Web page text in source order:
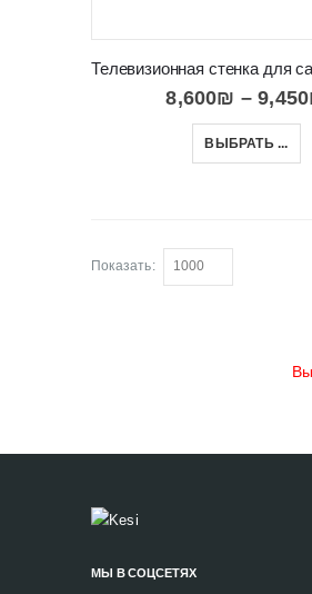
8,600₪ –9,450
ВЫБРАТЬ ...
Показать:
МЫ В СОЦСЕТЯХ